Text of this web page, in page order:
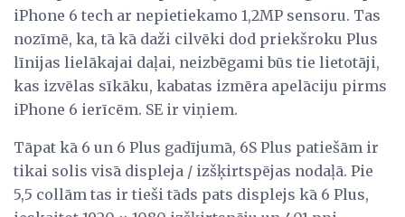
iPhone 6 tech ar nepietiekamo 1,2MP sensoru. Tas
nozīmē, ka, tā kā daži cilvēki dod priekšroku Plus
līnijas lielākajai daļai, neizbēgami būs tie lietotāji,
kas izvēlas sīkāku, kabatas izmēra apelāciju pirms
iPhone 6 ierīcēm. SE ir viņiem.
Tāpat kā 6 un 6 Plus gadījumā, 6S Plus patiešām ir
tikai solis visā displeja / izšķirtspējas nodaļā. Pie
5,5 collām tas ir tieši tāds pats displejs kā 6 Plus,